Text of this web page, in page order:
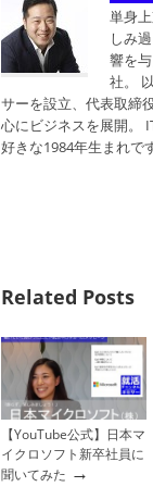
単身
しみ
響を
社。
サーを設立、代表取締
心にビジネスを展開。
好きな1984年生まれで
Related Posts
【YouTube公式】日本マ
イクロソフト新卒社員に
聞いてみた →